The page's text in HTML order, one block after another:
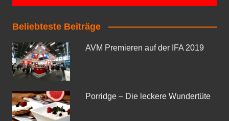
Beliebteste Beiträge
AVM Premieren auf der IFA 2019
Porridge – Die leckere Wundertüte